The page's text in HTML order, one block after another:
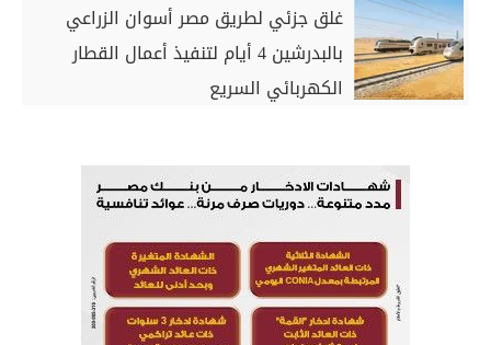
غلق جزئي لطريق مصر أسوان الزراعي
بالبدرشين 4 أيام لتنفيذ أعمال القطار
الكهربائي السريع